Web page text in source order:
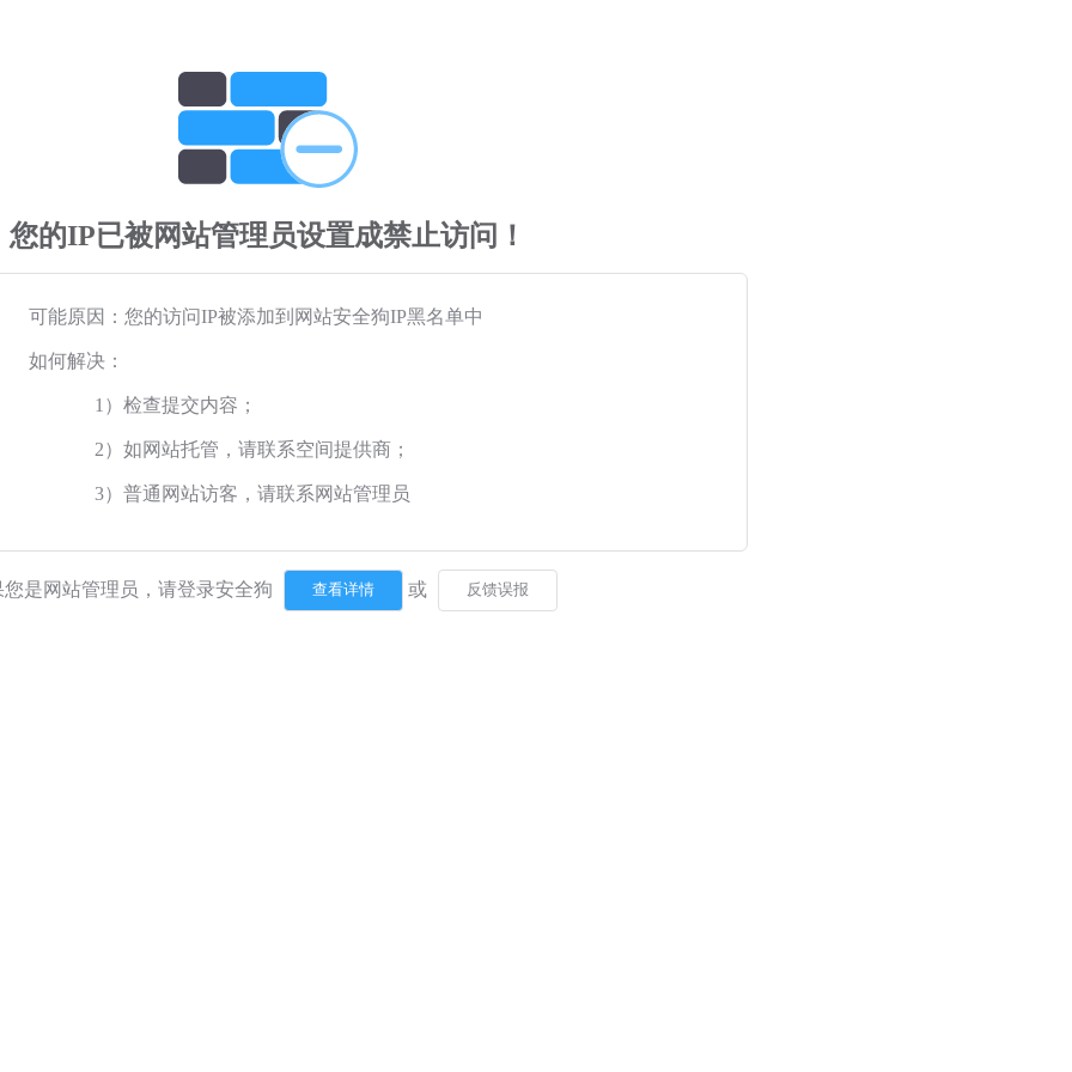
您的IP已被网站管理员设置成禁止访问！
可能原因：您的访问IP被添加到网站安全狗IP黑名单中
如何解决：
1）检查提交内容；
2）如网站托管，请联系空间提供商；
3）普通网站访客，请联系网站管理员
您是网站管理员，请登录安全狗 或